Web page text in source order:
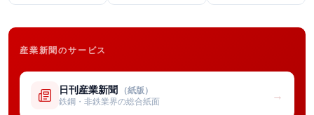
産業新聞のサービス
日刊産業新聞 （紙版）
鉄鋼・非鉄業界の総合紙面
→